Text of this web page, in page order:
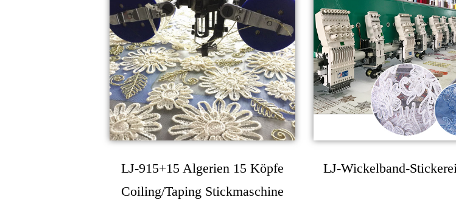
LJ-915+15 Algerien 15 Köpfe
Coiling/Taping Stickmaschine
LJ-Wickelband-